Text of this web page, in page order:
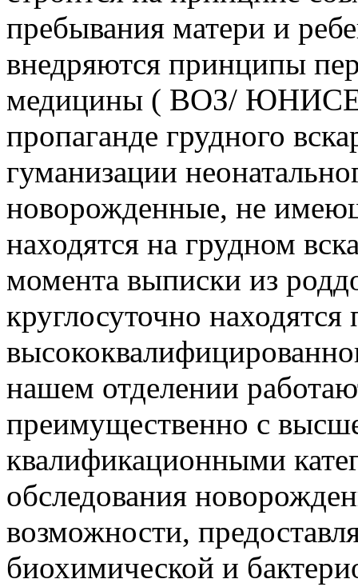
пребывания матери и
внедряются принципы
медицины ( ВОЗ/
пропаганде грудного
гуманизации
новорожденные, не
находятся на грудном
момента выписки из
круглосуточно
нашем отделении
преимущественно с
квалификационными
обследования
возможности,
биохимической и